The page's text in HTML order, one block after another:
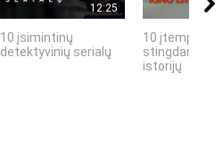
12:25
10 įsimintinų
detektyvinių serialų
10 įtemptų,
stingdančių
istorijų